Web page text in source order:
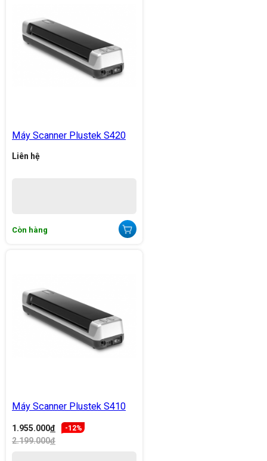
Máy Scanner Plustek S420
Liên hệ
Còn hàng
Máy Scanner Plustek S410
1.955.000đ -12%
2.199.000đ